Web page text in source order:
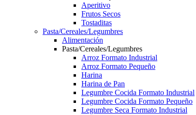
Aperitivo
Frutos Secos
Tostaditas
Pasta/Cereales/Legumbres
Alimentación
Pasta/Cereales/Legumbres
Arroz Formato Industrial
Arroz Formato Pequeño
Harina
Harina de Pan
Legumbre Cocida Formato Industrial
Legumbre Cocida Formato Pequeño
Legumbre Seca Formato Industrial